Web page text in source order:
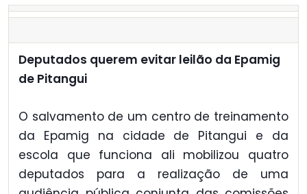
Deputados querem evitar leilão da Epamig
de Pitangui
O salvamento de um centro de treinamento
da Epamig na cidade de Pitangui e da
escola que funciona ali mobilizou quatro
deputados para a realização de uma